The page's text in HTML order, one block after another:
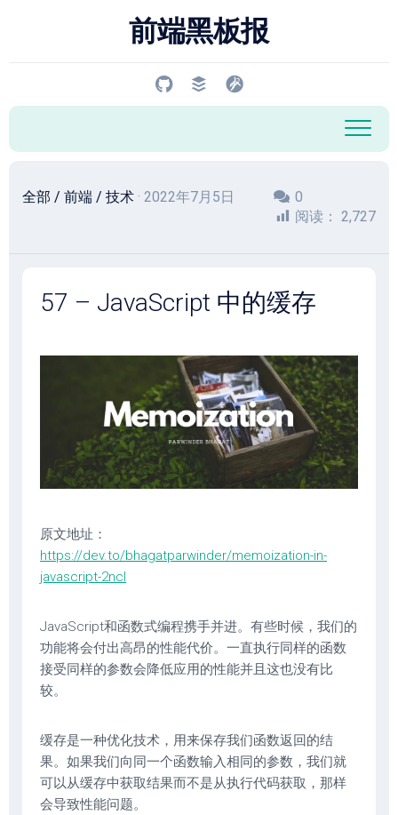
前端黑板报
全部 / 前端 / 技术 · 2022年7月5日
0
阅读： 2,727
57 – JavaScript 中的缓存
原文地址：
https://dev.to/bhagatparwinder/memoization-in-
javascript-2ncl
JavaScript和函数式编程携手并进。有些时候，我们的
功能将会付出高昂的性能代价。一直执行同样的函数
接受同样的参数会降低应用的性能并且这也没有比
较。
缓存是一种优化技术，用来保存我们函数返回的结
果。如果我们向同一个函数输入相同的参数，我们就
可以从缓存中获取结果而不是从执行代码获取，那样
会导致性能问题。